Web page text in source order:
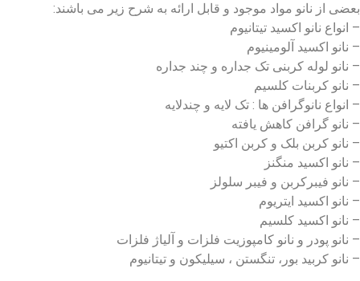
بعضی از نانو مواد موجود و قابل ارائه به شرح زیر می باشند:
– انواع نانو اکسید تیتانیوم
– نانو اکسید آلومینیوم
– نانو لوله کربنی تک جداره و چند جداره
– نانو کربنات کلسیم
– انواع نانوگرافن ها : تک لایه و چندلایه
– نانو گرافن کاهش یافته
– نانو کربن بلک و کربن اکتیو
– نانو اکسید منگنز
– نانو فیبرکربن و فیبر سلولز
– نانو اکسید ایتریوم
– نانو اکسید کلسیم
– نانو پودر و نانو کامپوزیت فلزات و آلیاژ فلزات
– نانو کربید بور، تنگستن ، سیلیکون و تیتانیوم